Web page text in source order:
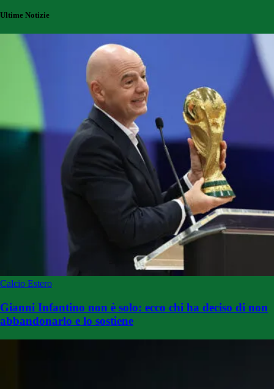
Ultime Notizie
Calcio Estero
Gianni Infantino non è solo: ecco chi ha deciso di non
abbandonarlo e lo sostiene